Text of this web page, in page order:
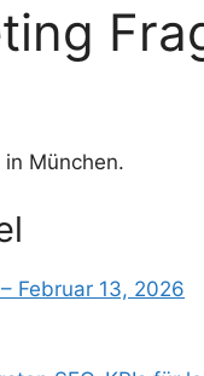
München.
Februar 13, 2026